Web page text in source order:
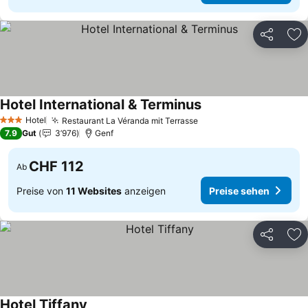
Teilen
3 SterneHotel Restaurant La Véranda mit TerrassePreise sehen
Hotel International & TerminusPreise sehen
7.9 Gut 3’976 Genf
Ab CHF 112
Preise von 11 Websites anzeigen Preise sehen
Teilen
Hotel Tiffany